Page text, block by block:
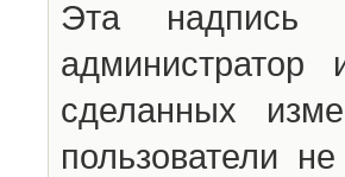
Эта надпись
сделанных
пользователи